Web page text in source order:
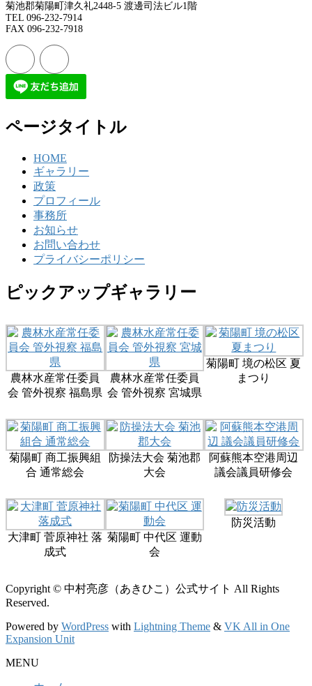
菊池郡菊陽町津久礼2448-5 渡邊司法ビル1階
TEL 096-232-7914
FAX 096-232-7918
ページタイトル
HOME
ギャラリー
政策
プロフィール
事務所
お知らせ
お問い合わせ
プライバシーポリシー
ピックアップギャラリー
農林水産常任委員
会 管外視察 福島県
農林水産常任委員
会 管外視察 宮城県
菊陽町 境の松区 夏
まつり
菊陽町 商工振興組
合 通常総会
防操法大会 菊池郡
大会
阿蘇熊本空港周辺
議会議員研修会
大津町 菅原神社 落
成式
菊陽町 中代区 運動
会
防災活動
Copyright © 中村亮彦（あきひこ）公式サイト All Rights
Reserved.
Powered by WordPress with Lightning Theme & VK All in One
Expansion Unit
MENU